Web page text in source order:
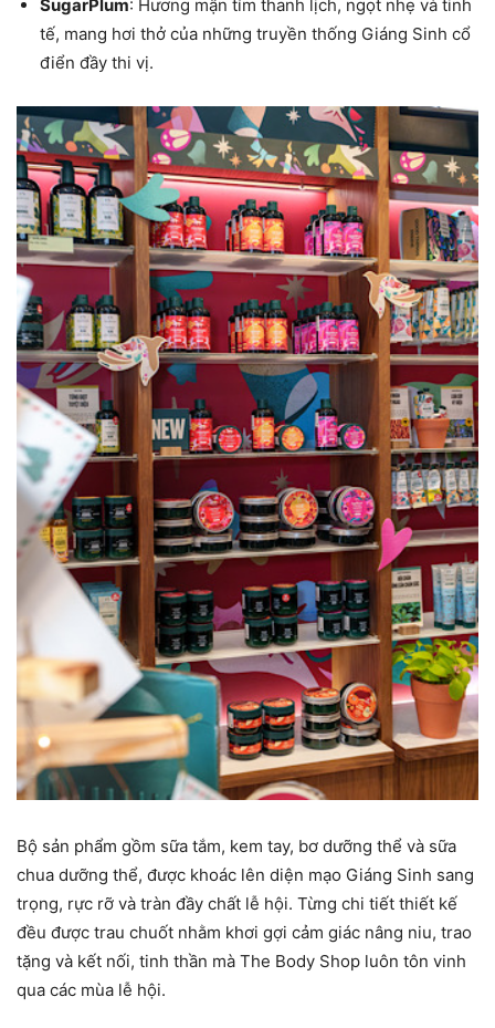
SugarPlum: Hương mận tím thanh lịch, ngọt nhẹ và tinh
tế, mang hơi thở của những truyền thống Giáng Sinh cổ
điển đầy thi vị.
Bộ sản phẩm gồm sữa tắm, kem tay, bơ dưỡng thể và sữa
chua dưỡng thể, được khoác lên diện mạo Giáng Sinh sang
trọng, rực rỡ và tràn đầy chất lễ hội. Từng chi tiết thiết kế
đều được trau chuốt nhằm khơi gợi cảm giác nâng niu, trao
tặng và kết nối, tinh thần mà The Body Shop luôn tôn vinh
qua các mùa lễ hội.